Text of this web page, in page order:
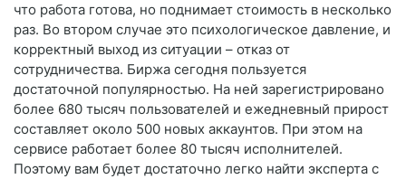
что работа готова, но поднимает стоимость в несколько
раз. Во втором случае это психологическое давление, и
корректный выход из ситуации – отказ от
сотрудничества. Биржа сегодня пользуется
достаточной популярностью. На ней зарегистрировано
более 680 тысяч пользователей и ежедневный прирост
составляет около 500 новых аккаунтов. При этом на
сервисе работает более 80 тысяч исполнителей.
Поэтому вам будет достаточно легко найти эксперта с